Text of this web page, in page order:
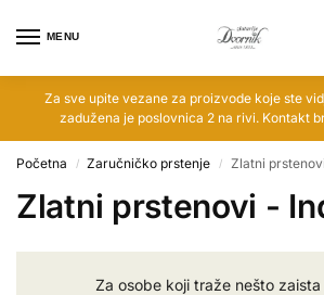
MENU
Za sve upite vezane za proizvode koje ste
zadužena je poslovnica 2 na rivi. Kontakt
Početna / Zaručničko prstenje / Zlatni
Zlatni prstenovi -
Za osobe koji traže nešto